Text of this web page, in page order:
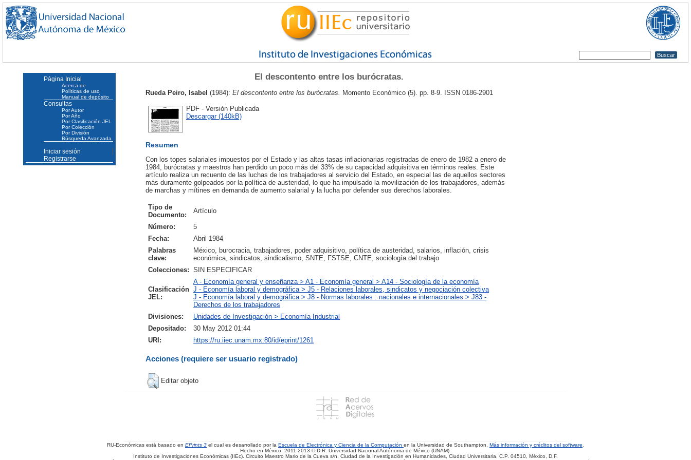
El descontento entre los burócratas.
Rueda Peiro, Isabel (1984): El descontento entre los burócratas. Momento Económico (5). pp. 8-9. ISSN 0186-2901
PDF - Versión Publicada
Descargar (140kB)
Resumen
Con los topes salariales impuestos por el Estado y las altas tasas inflacionarias registradas de enero de 1982 a enero de
1984, burócratas y maestros han perdido un poco más del 33% de su capacidad adquisitiva en términos reales. Este
artículo realiza un recuento de las luchas de los trabajadores al servicio del Estado, en especial las de aquellos sectores
más duramente golpeados por la política de austeridad, lo que ha impulsado la movilización de los trabajadores, además
de marchas y mítines en demanda de aumento salarial y la lucha por defender sus derechos laborales.
Tipo de
Documento:
Artículo
Número:
5
Fecha:
Abril 1984
Palabras
clave:
México, burocracia, trabajadores, poder adquisitivo, política de austeridad, salarios, inflación, crisis
económica, sindicatos, sindicalismo, SNTE, FSTSE, CNTE, sociología del trabajo
Colecciones: SIN ESPECIFICAR
Clasificación
JEL:
A - Economía general y enseñanza > A1 - Economía general > A14 - Sociología de la economía
J - Economía laboral y demográfica > J5 - Relaciones laborales, sindicatos y negociación colectiva
J - Economía laboral y demográfica > J8 - Normas laborales : nacionales e internacionales > J83 -
Derechos de los trabajadores
Divisiones:
Unidades de Investigación > Economía Industrial
Depositado:
30 May 2012 01:44
URI:
https://ru.iiec.unam.mx:80/id/eprint/1261
Acciones (requiere ser usuario registrado)
Editar objeto
Página Inicial
Acerca de
Políticas de uso
Manual de depósito
Consultas
Por Autor
Por Año
Por Clasificación JEL
Por Colección
Por División
Búsqueda Avanzada
Iniciar sesión
Registrarse
RU-Económicas está basado en EPrints 3 el cual es desarrollado por la Escuela de Electrónica y Ciencia de la Computación en la Universidad de Southampton. Más información y créditos del software
Hecho en México, 2011-2013 © D.R. Universidad Nacional Autónoma de México (UNAM).
Instituto de Investigaciones Económicas (IIEc). Circuito Maestro Mario de la Cueva s/n, Ciudad de la Investigación en Humanidades, Ciudad Universitaria, C.P. 04510, México, D.F.